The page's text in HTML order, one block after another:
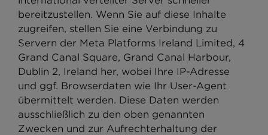
bereitzustellen. Wenn Sie auf diese Inhalte
zugreifen, stellen Sie eine Verbindung zu
Servern der Meta Platforms Ireland Limited, 4
Grand Canal Square, Grand Canal Harbour,
Dublin 2, Ireland her, wobei Ihre IP-Adresse
und ggf. Browserdaten wie Ihr User-Agent
übermittelt werden. Diese Daten werden
ausschließlich zu den oben genannten
Zwecken und zur Aufrechterhaltung der